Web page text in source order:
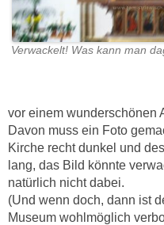
Verwackelt! Was kann man
vor einem wunderschönen
Davon muss ein Foto
Kirche recht dunkel und
lang, das Bild könnte
natürlich nicht dabei.
(Und wenn doch, dann ist
Museum wohlmöglich